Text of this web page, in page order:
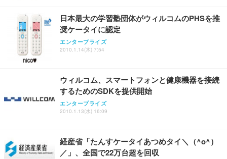
日本最大の学習塾団体がウィルコムのPHSを推
奨ケータイに認定
エンタープライズ
2010.1.14(木) 7:54
ウィルコム、スマートフォンと健康機器を接続
するためのSDKを提供開始
エンタープライズ
2010.1.13(水) 16:09
経産省「たんすケータイあつめタイ＼（^o^）
／」、全国で22万台超を回収